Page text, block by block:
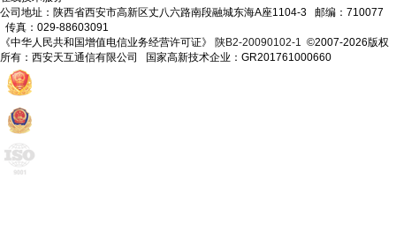
公司地址：陕西省西安市高新区丈八六路南段融城东海A座1104-3 邮编：710077
传真：029-88603091
《中华人民共和国增值电信业务经营许可证》 陕B2-20090102-1
©2007-2026版权
所有：西安天互通信有限公司 国家高新技术企业：GR201761000660